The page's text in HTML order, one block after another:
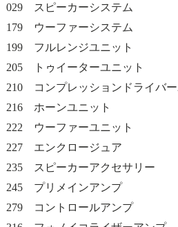
029 スピーカーシステム
179 ウーファーシステム
199 フルレンジユニット
205 トゥイーターユニット
210 コンプレッションドライバー
216 ホーンユニット
222 ウーファーユニット
227 エンクロージュア
235 スピーカーアクセサリー
245 プリメインアンプ
279 コントロールアンプ